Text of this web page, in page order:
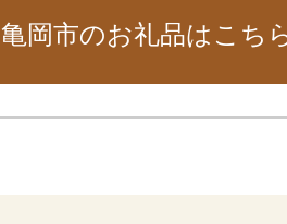
亀岡市のお礼品はこち